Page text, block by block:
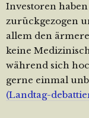
Investoren
zurückgezogen
allem den
keine
während sich
gerne einmal
(Landtag-